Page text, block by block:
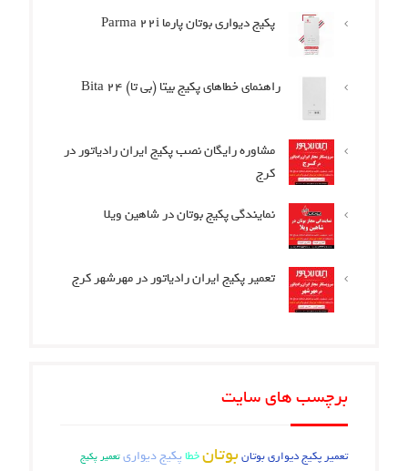
پکیج دیواری بوتان پارما Parma 22i
راهنمای خطاهای پکیج بیتا (بی تا) Bita 24
مشاوره رایگان نصب پکیج ایران رادیاتور در
کرج
نمایندگی پکیج بوتان در شاهین ویلا
تعمیر پکیج ایران رادیاتور در مهرشهر کرج
برچسب های سایت
تعمیر پکیج دیواری بوتان بوتانخطاپکیج دیواریتعمیر پکیج